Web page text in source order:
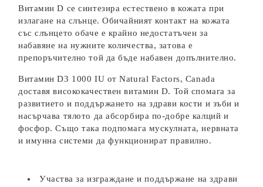
Витамин D се синтезира естествено в кожата при
излагане на слънце. Обичайният контакт на кожата
със слънцето обаче е крайно недостатъчен за
набавяне на нужните количества, затова е
препоръчително той да бъде набавен допълнително.
Витамин D3 1000 IU от Natural Factors, Canada
доставя висококачествен витамин D. Той спомага за
развитието и поддържането на здрави кости и зъби и
насърчава тялото да абсорбира по-добре калций и
фосфор. Също така подпомага мускулната, нервната
и имунна системи да функционират правилно.
Участва за изграждане и поддържане на здрави